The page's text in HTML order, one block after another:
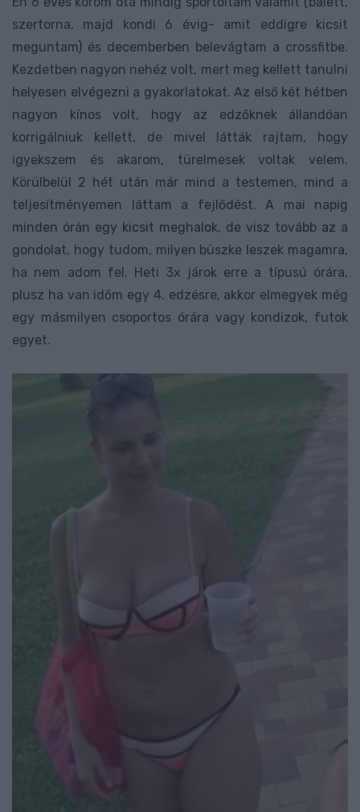
szertorna, majd kondi 6 évig- amit eddigre kicsit
meguntam) és decemberben belevágtam a crossfitbe.
Kezdetben nagyon nehéz volt, mert meg kellett tanulni
helyesen elvégezni a gyakorlatokat. Az első két hétben
nagyon kínos volt, hogy az edzőknek állandóan
korrigálniuk kellett, de mivel látták rajtam, hogy
igyekszem és akarom, türelmesek voltak velem.
Körülbelül 2 hét után már mind a testemen, mind a
teljesítményemen láttam a fejlődést. A mai napig
minden órán egy kicsit meghalok, de visz tovább az a
gondolat, hogy tudom, milyen büszke leszek magamra,
ha nem adom fel. Heti 3x járok erre a típusú órára,
plusz ha van időm egy 4. edzésre, akkor elmegyek még
egy másmilyen csoportos órára vagy kondizok, futok
egyet.